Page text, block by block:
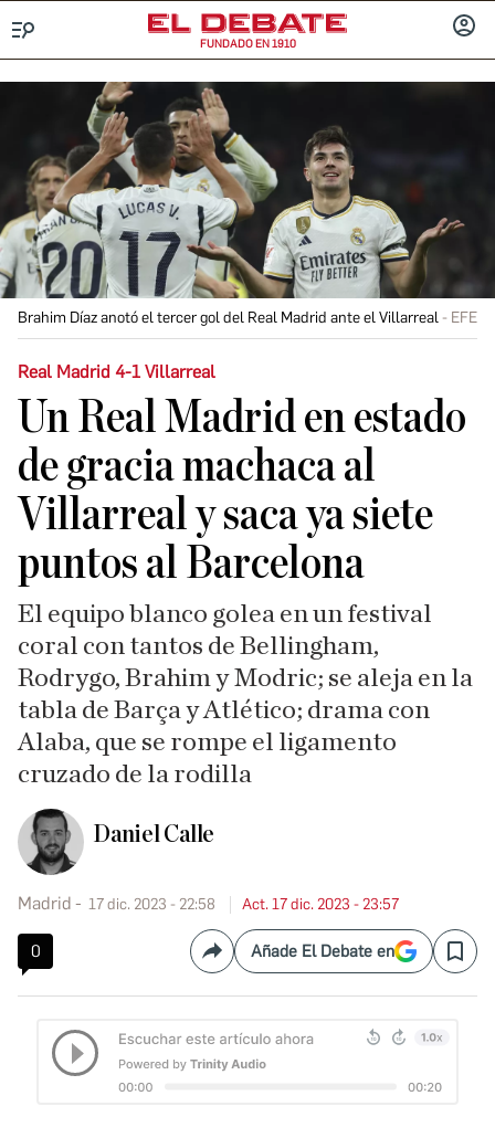
FUNDADO EN 1910
Brahim Díaz anotó el tercer gol del Real Madrid ante el Villarreal EFE
Real Madrid 4-1 Villarreal
Un Real Madrid en estado
de gracia machaca al
Villarreal y saca ya siete
puntos al Barcelona
El equipo blanco golea en un festival
coral con tantos de Bellingham,
Rodrygo, Brahim y Modric; se aleja en la
tabla de Barça y Atlético; drama con
Alaba, que se rompe el ligamento
cruzado de la rodilla
Daniel Calle
Madrid 17 dic. 2023 - 22:58 Act. 17 dic. 2023 - 23:57
0 CompartirAñade El Debate en Save